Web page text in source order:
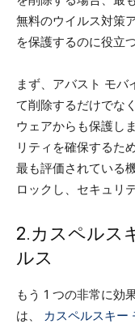
無料のウイルス対策
を保護するのに役立
まず、アバスト モバ
て削除するだけでな
ウェアからも保護し
リティを確保するた
最も評価されている
ロックし、セキュリ
2.カスペルス
ルス
もう 1 つの非常に効
は、
カスペルスキー